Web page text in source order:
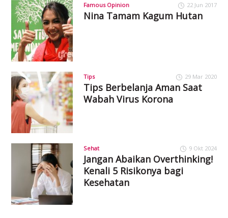
Famous Opinion 22 Jun 2017
Nina Tamam Kagum Hutan
Tips 29 Mar 2020
Tips Berbelanja Aman Saat
Wabah Virus Korona
Sehat 9 Okt 2024
Jangan Abaikan Overthinking!
Kenali 5 Risikonya bagi
Kesehatan